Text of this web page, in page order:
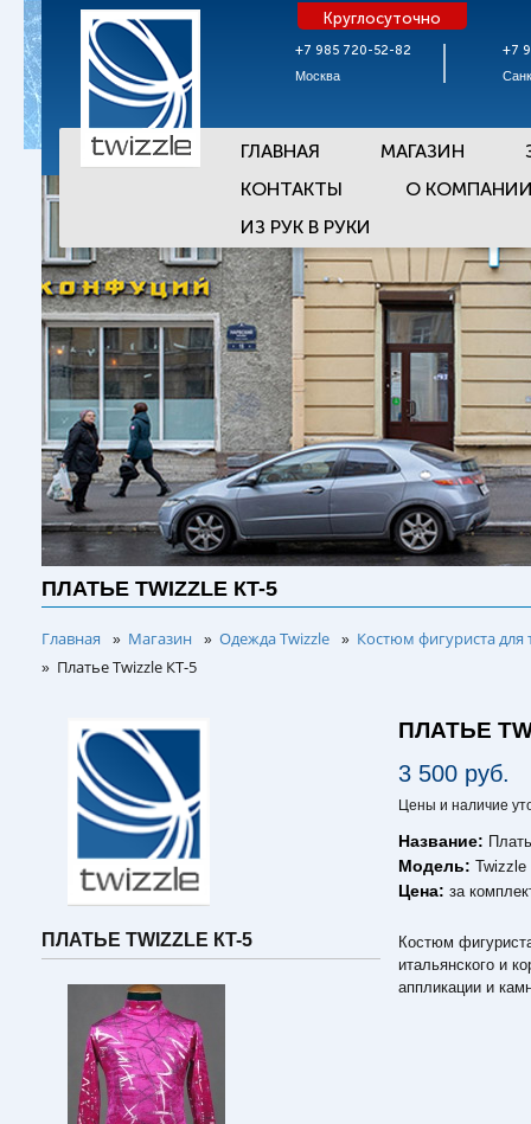
+7 985 720-52-82
Москва
Круглосуточно
+7
ГЛАВНАЯ МАГАЗИН
КОНТАКТЫ
О
ИЗ РУК В РУКИ
ПЛАТЬЕ TWIZZLE КT-5
Главная » Магазин » Одежда Twizzle » Костюм фигуриста для
» Платье Twizzle КT-5
ПЛАТЬЕ TWIZZLE КT-5
ПЛАТЬЕ
3 500 руб.
Цены и наличие
Название:
Модель:Twizzle
Цена:за
Костюм
итальянского и
аппликации и